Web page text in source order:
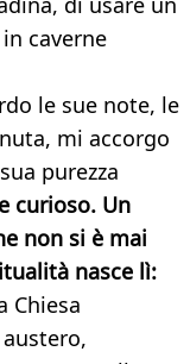
caverne
le sue note, le
mi accorgo
purezza
curioso. Un
non si è mai
nasce lì:
Chiesa